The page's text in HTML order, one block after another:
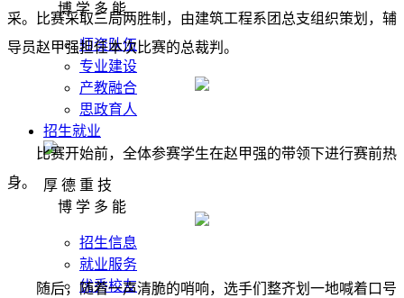
博 学 多 能
师资队伍
专业建设
产教融合
思政育人
招生就业
厚 德 重 技
博 学 多 能
招生信息
就业服务
优秀校友
采。比赛采取三局两胜制，由建筑工程系团总支组织策划，辅
导员赵甲强担任本次比赛的总裁判。
比赛开始前，全体参赛学生在赵甲强的带领下进行赛前热
身。
随后，随着一声清脆的哨响，选手们整齐划一地喊着口号